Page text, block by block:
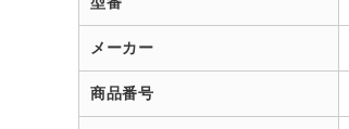
メーカー
商品番号